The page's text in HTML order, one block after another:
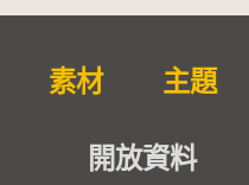
素材 主題
開放資料